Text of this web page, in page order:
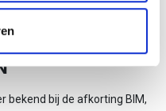
van hun services.
bekend bij de afkorting BIM,